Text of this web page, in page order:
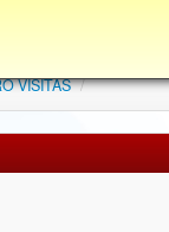
VISITAS /